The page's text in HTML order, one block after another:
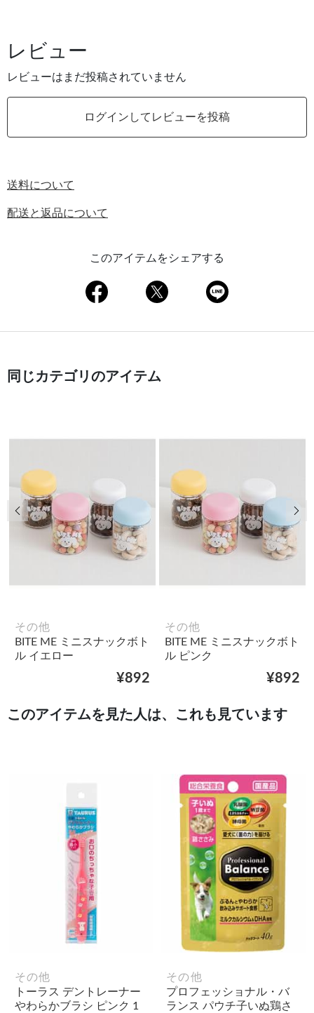
レビュー
レビューはまだ投稿されていません
ログインしてレビューを投稿
送料について
配送と返品について
このアイテムをシェアする
同じカテゴリのアイテム
その他
BITE ME ミニスナックボト
ル イエロー
¥892
その他
BITE ME ミニスナックボト
ル ピンク
¥892
前の画像 次
このアイテムを見た人は、これも見ています
その他
トーラス デントレーナー
やわらかブラシ ピンク 1
その他
プロフェッショナル・バ
ランス パウチ子いぬ鶏さ